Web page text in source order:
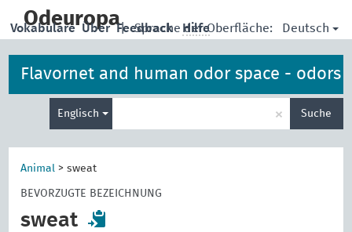
main
Odeuropa| Sprache der Oberfläche: Deutsch
Vokabulare Über Feedback Hilfe
Flavornet and human odor space - odors
Englisch × Suche
Animal >sweat
BEVORZUGTE BEZEICHNUNG
sweat